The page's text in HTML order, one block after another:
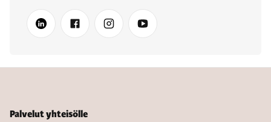
Palvelut yhteisölle